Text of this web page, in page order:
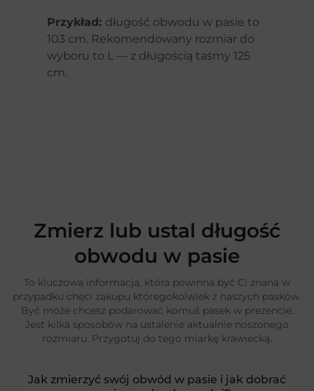
Przykład: długość obwodu w pasie to
103 cm. Rekomendowany rozmiar do
wyboru to L — z długością taśmy 125
cm.
Zmierz lub ustal długość
obwodu w pasie
To kluczowa informacja, która powinna być Ci znana w
przypadku chęci zakupu któregokolwiek z naszych pasków.
Być może chcesz podarować komuś pasek w prezencie.
Jest kilka sposobów na ustalenie aktualnie noszonego
rozmiaru. Przygotuj do tego miarkę krawiecką.
Jak zmierzyć swój obwód w pasie i jak dobrać